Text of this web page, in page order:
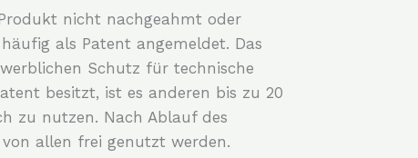
nicht nachgeahmt oder
als Patent angemeldet. Das
Schutz für technische
besitzt, ist es anderen bis zu 20
zu nutzen. Nach Ablauf des
allen frei genutzt werden.